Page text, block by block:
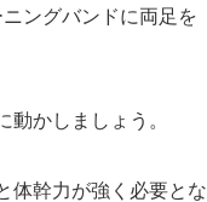
ングバンドに両足を
かしましょう。
体幹力が強く必要とな